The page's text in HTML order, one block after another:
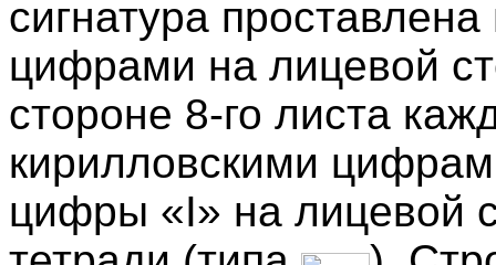
сигнатура
цифрами на лицевой
стороне 8-го листа
кирилловскими
цифры «I» на лицевой